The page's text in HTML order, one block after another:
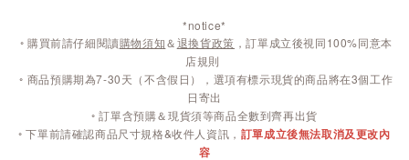
*notice*
◦ 購買前請仔細閱讀購物須知＆退換貨政策 ，訂單成立後視同100%同意本
店規則
◦ 商品預購期為7-30天（不含假日），選項有標示現貨的商品將在3個工作
日寄出
◦ 訂單含預購＆現貨須等商品全數到齊再出貨
◦ 下單前請確認商品尺寸規格&收件人資訊， 訂單成立後無法取消及更改內
容